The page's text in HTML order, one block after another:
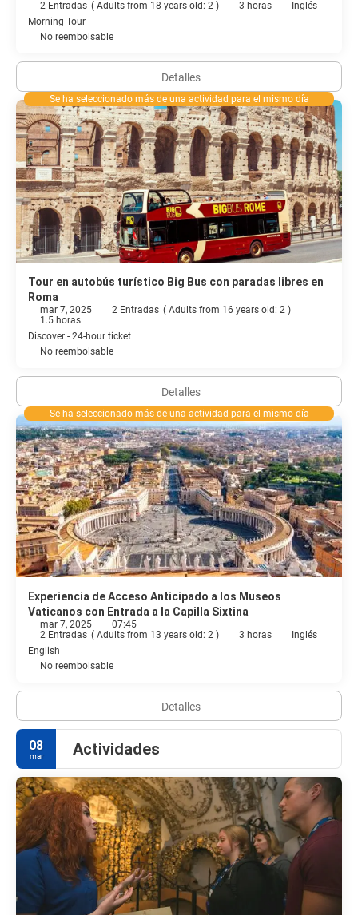
2 Entradas ( Adults from 18 years old: 2 ) 3 horas
Inglés
Morning Tour
No reembolsable
Detalles
Se ha seleccionado más de una actividad para el mismo día
Tour en autobús turístico Big Bus con paradas libres en
Roma
mar 7, 2025 2 Entradas ( Adults from 16 years old: 2 )
1.5 horas
Discover - 24-hour ticket
No reembolsable
Detalles
Se ha seleccionado más de una actividad para el mismo día
Experiencia de Acceso Anticipado a los Museos
Vaticanos con Entrada a la Capilla Sixtina
mar 7, 2025
07:45
2 Entradas ( Adults from 13 years old: 2 ) 3 horas
Inglés
English
No reembolsable
Detalles
08
mar Actividades